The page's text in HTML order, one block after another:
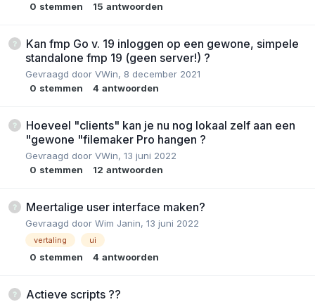
0 stemmen 15 antwoorden
Kan fmp Go v. 19 inloggen op een gewone, simpele
standalone fmp 19 (geen server!) ?
Gevraagd door VWin, 8 december 2021
0 stemmen 4 antwoorden
Hoeveel "clients" kan je nu nog lokaal zelf aan een
"gewone "filemaker Pro hangen ?
Gevraagd door VWin, 13 juni 2022
0 stemmen 12 antwoorden
Meertalige user interface maken?
Gevraagd door Wim Janin, 13 juni 2022
vertaling ui
0 stemmen 4 antwoorden
Actieve scripts ??